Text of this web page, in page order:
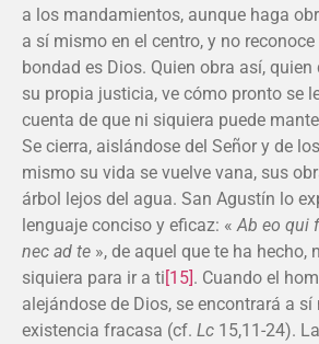
a los mandamientos, aunque haga
a sí mismo en el centro, y no
bondad es Dios. Quien obra así, quien
su propia justicia, ve cómo pronto se
cuenta de que ni siquiera puede
Se cierra, aislándose del Señor y de
mismo su vida se vuelve vana, sus
árbol lejos del agua. San Agustín lo
lenguaje conciso y eficaz: « Ab eo qui
nec ad te », de aquel que te ha hecho,
siquiera para ir a ti[15]. Cuando el
alejándose de Dios, se encontrará a sí
existencia fracasa (cf. Lc 15,11-24).